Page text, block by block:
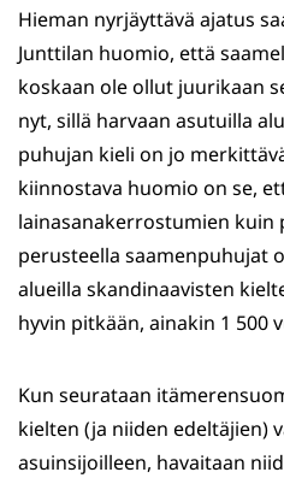
Hieman nyrjäyttävä ajatus
Junttilan huomio, että
koskaan ole ollut juurikaan
nyt, sillä harvaan asutuilla
puhujan kieli on jo
kiinnostava huomio on se,
lainasanakerrostumien kuin
perusteella saamenpuhujat
alueilla skandinaavisten
hyvin pitkään, ainakin 1 500
Kun seurataan
kielten (ja niiden edeltäjien)
asuinsijoilleen, havaitaan